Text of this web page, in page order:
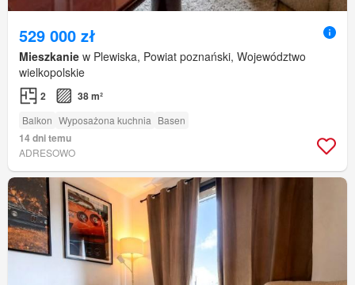
529 000 zł
Mieszkanie w Plewiska, Powiat poznański, Województwo
wielkopolskie
2 38 m²
Balkon Wyposażona kuchnia Basen
14 dni temu
ADRESOWO